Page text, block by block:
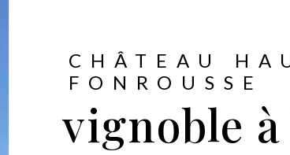
CHÂTEAU
FONROUSSE
vignoble